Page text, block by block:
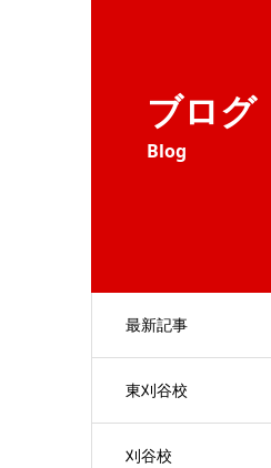
ブログ
Blog
最新記事
東刈谷校
刈谷校